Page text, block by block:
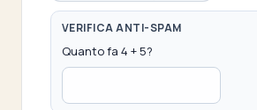
VERIFICA ANTI-SPAM
Quanto fa 4 + 5?